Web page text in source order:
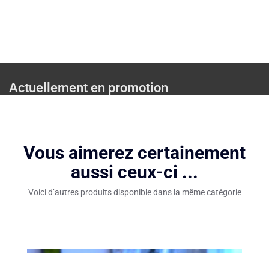
Actuellement en promotion
Vous aimerez certainement
aussi ceux-ci ...
Voici d’autres produits disponible dans la même catégorie